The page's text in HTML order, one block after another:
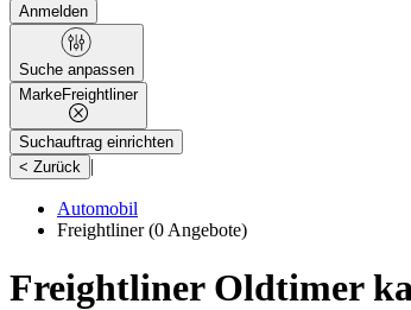
Anmelden
Suche anpassen
MarkeFreightliner
Suchauftrag einrichten
< Zurück
|
Automobil
Freightliner(0 Angebote)
Freightliner Oldtimer